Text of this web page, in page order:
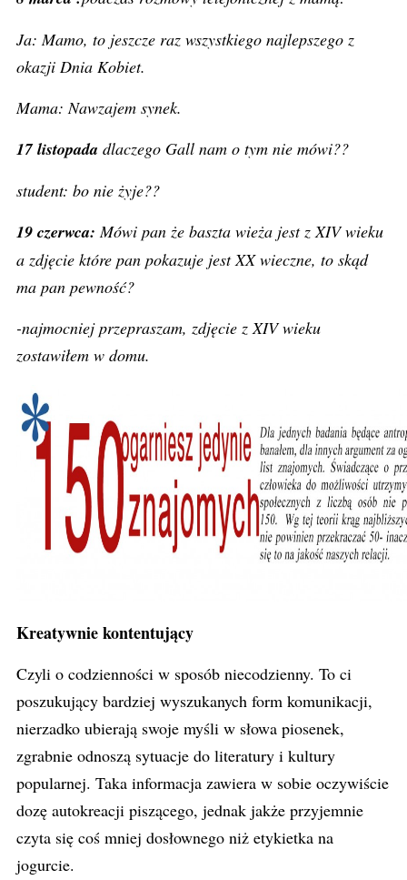
Ja: Mamo, to jeszcze raz wszystkiego najlepszego z
okazji Dnia Kobiet.
Mama: Nawzajem synek.
17 listopada dlaczego Gall nam o tym nie mówi??
student: bo nie żyje??
19 czerwca:Mówi pan że baszta wieża jest z XIV wieku
a zdjęcie które pan pokazuje jest XX wieczne, to skąd
ma pan pewność?
-najmocniej przepraszam, zdjęcie z XIV wieku
zostawiłem w domu.
Kreatywnie kontentujący
Czyli o codzienności w sposób niecodzienny. To ci
poszukujący bardziej wyszukanych form komunikacji,
nierzadko ubierają swoje myśli w słowa piosenek,
zgrabnie odnoszą sytuacje do literatury i kultury
popularnej. Taka informacja zawiera w sobie oczywiście
dozę autokreacji piszącego, jednak jakże przyjemnie
czyta się coś mniej dosłownego niż etykietka na
jogurcie.